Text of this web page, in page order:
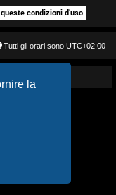
la
Tutti gli orari sono UTC+02:00